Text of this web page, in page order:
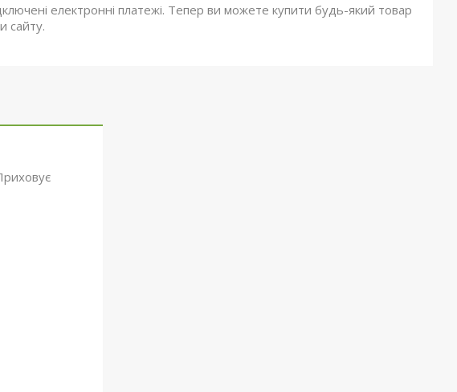
електронні платежі. Тепер ви можете купити будь-який товар
сайту.